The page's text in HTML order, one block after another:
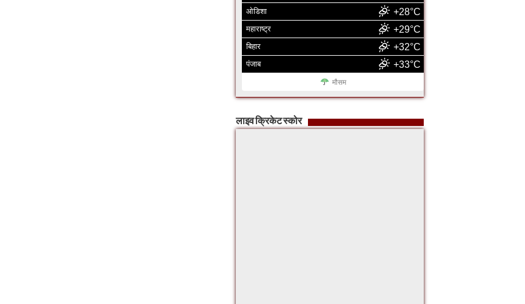
ओडिशा +28°C
महाराष्ट्र +29°C
बिहार +32°C
पंजाब +33°C
मौसम
लाइव क्रिकेट स्कोर